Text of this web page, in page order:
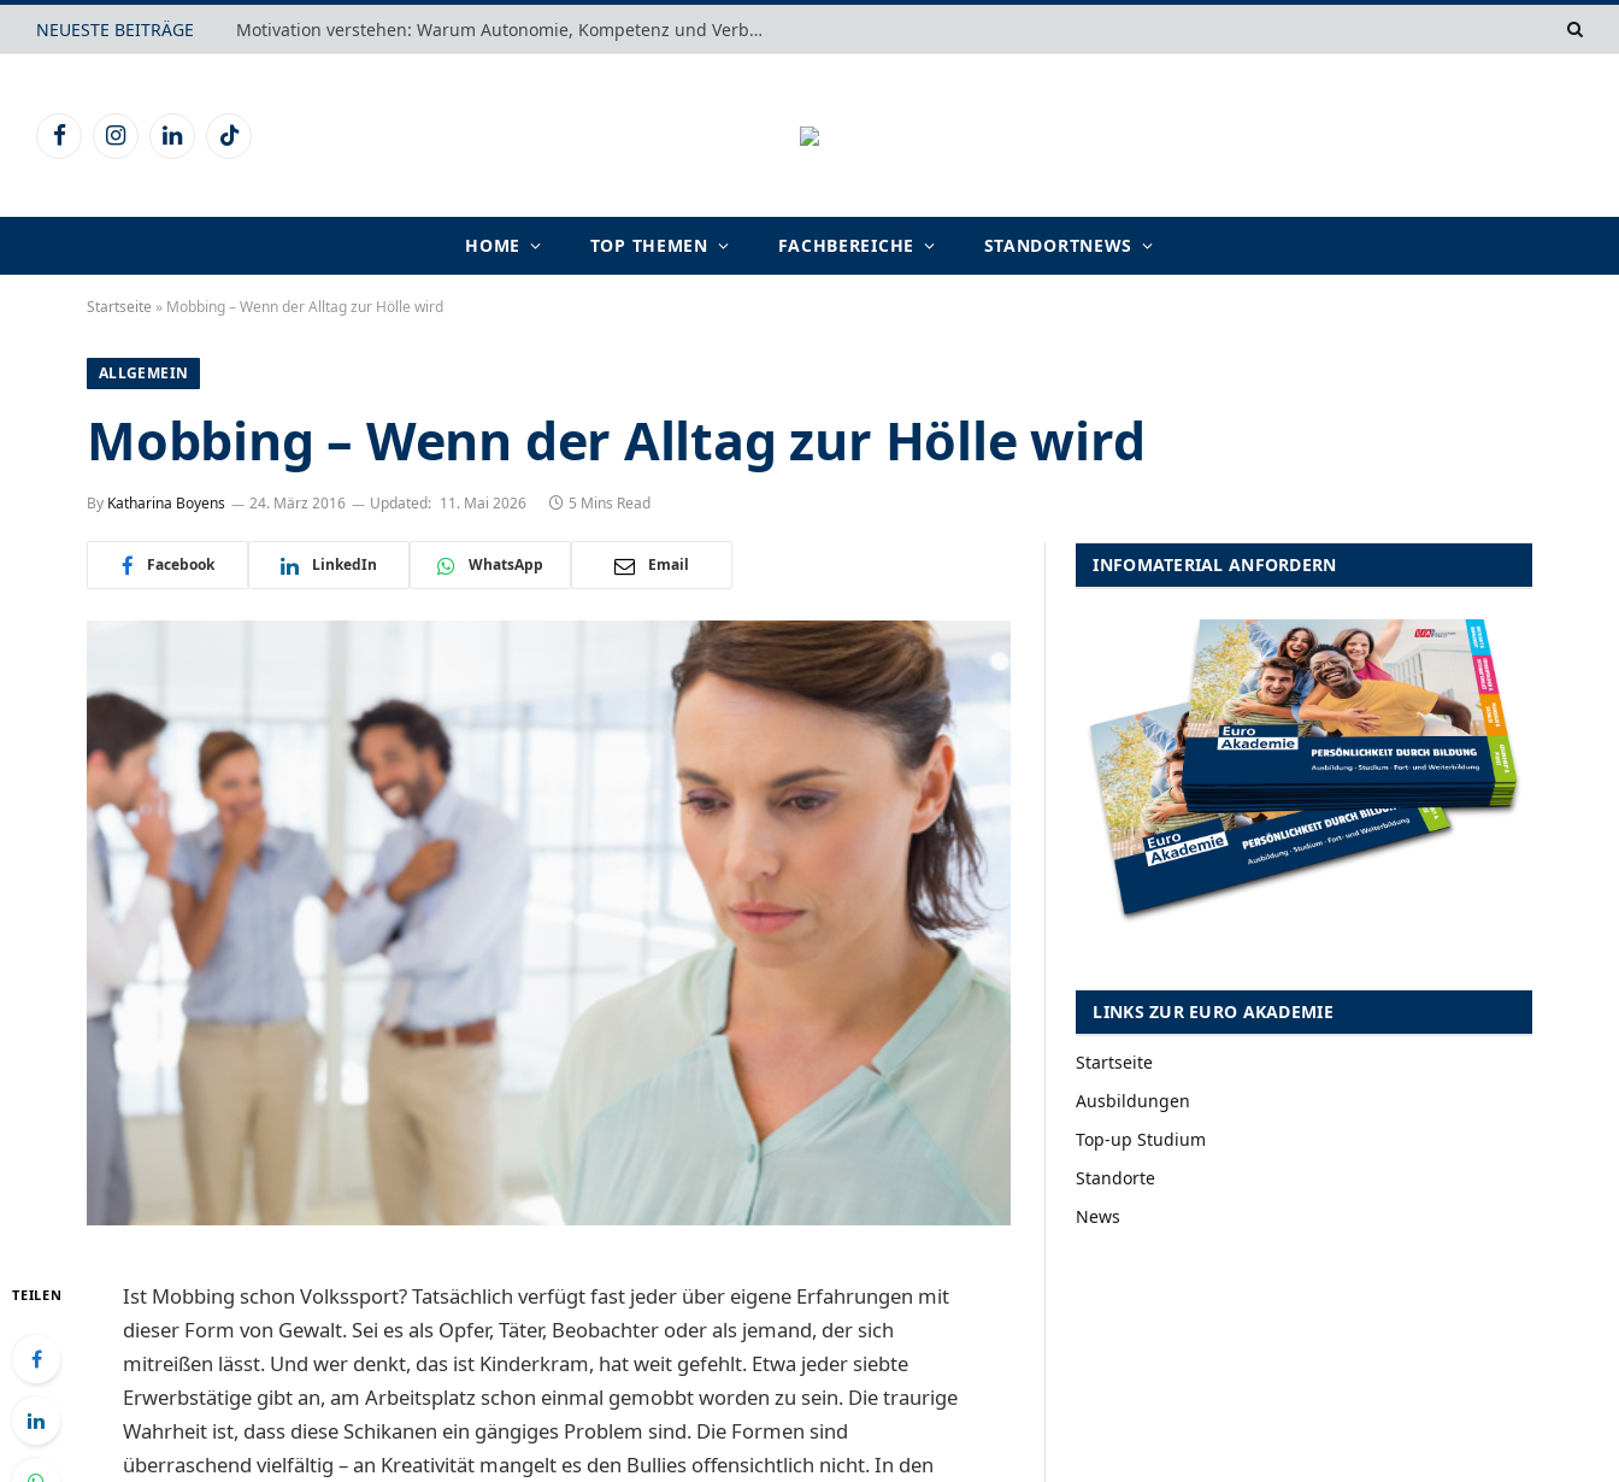
NEUESTE BEITRÄGE Motivation verstehen: Warum Autonomie, Kompetenz und Verbundenheit im Arbeits- und Lernalltag entscheidend sind
FacebookInstagramLinkedInTikTok
HOME TOP THEMEN FACHBEREICHE STANDORTNEWS
Startseite » Mobbing – Wenn der Alltag zur Hölle wird
ALLGEMEIN
Mobbing – Wenn der Alltag zur Hölle wird
By Katharina Boyens 24. März 2016 Updated: 11. Mai 2026 5 Mins Read
Facebook LinkedIn WhatsApp Email
TEILEN
Ist Mobbing schon Volkssport? Tatsächlich verfügt fast jeder über eigene Erfahrungen mit
dieser Form von Gewalt. Sei es als Opfer, Täter, Beobachter oder als jemand, der sich
mitreißen lässt. Und wer denkt, das ist Kinderkram, hat weit gefehlt. Etwa jeder siebte
Erwerbstätige gibt an, am Arbeitsplatz schon einmal gemobbt worden zu sein. Die traurige
Wahrheit ist, dass diese Schikanen ein gängiges Problem sind. Die Formen sind
überraschend vielfältig – an Kreativität mangelt es den Bullies offensichtlich nicht. In den
INFOMATERIAL ANFORDERN
LINKS ZUR EURO AKADEMIE
Startseite
Ausbildungen
Top-up Studium
Standorte
News